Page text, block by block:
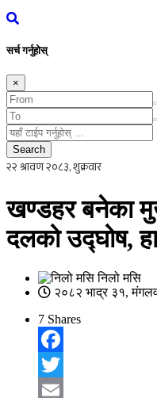
सर्च गर्नुहोस्
×
Search
खण्डहर बनेका
दलको उद्घोष,
निलो मसि
२०८२ भाद्र ३१,
7 Shares
Facebook
Twitter